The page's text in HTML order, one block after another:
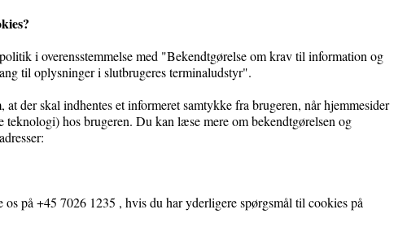
i overensstemmelse med "Bekendtgørelse om krav til information og
til oplysninger i slutbrugeres terminaludstyr".
der skal indhentes et informeret samtykke fra brugeren, når hjemmesider
teknologi) hos brugeren. Du kan læse mere om bekendtgørelsen og
på +45 7026 1235 , hvis du har yderligere spørgsmål til cookies på